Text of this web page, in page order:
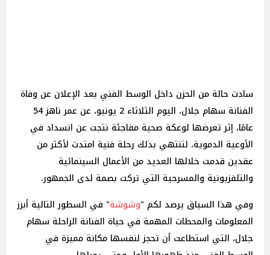
سادت حالة من الحزن داخل الوسط الفني بعد الإعلان عن وفاة
الفنانة سهام جلال، اليوم الثلاثاء 2 يونيو، عن عمر ناهز 54
عامًا، إثر تعرضها لوعكة صحية مفاجئة نتجت عن انسداد في
الأوعية الدموية، لتنتهي بذلك رحلة فنية امتدت لأكثر من
عقدين قدمت خلالها العديد من الأعمال السينمائية
والتلفزيونية والمسرحية التي تركت بصمة لدى الجمهور.
وفي هذا السياق يرصد لكم "وشوشة" في السطور التالية أبرز
المعلومات والمحطات المهمة في حياة الفنانة الراحلة سهام
جلال، التي استطاعت أن تحجز لنفسها مكانة مميزة في